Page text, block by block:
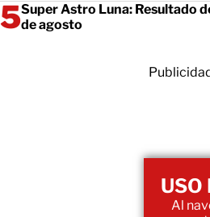
Super Astro Luna: Resultado
de agosto
USO
Al